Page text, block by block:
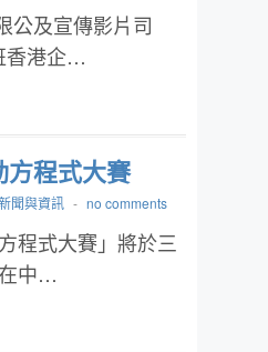
公及宣傳影片司
香港企…
程式大賽
聞與資訊 - no comments
程式大賽」將於三
中…